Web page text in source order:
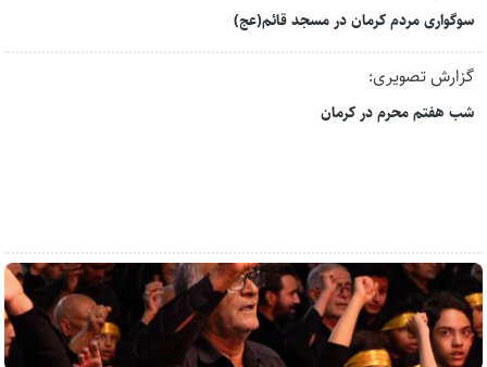
سوگواری مردم کرمان در مسجد قائم(عج)
گزارش تصویری:
شب هفتم محرم در کرمان